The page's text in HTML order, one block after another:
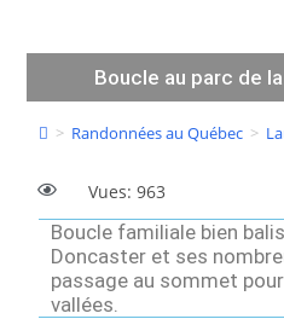
Boucle au parc de
> Randonnées au Québec >
Vues: 963
Boucle familiale bien
Doncaster et ses
passage au sommet
vallées.